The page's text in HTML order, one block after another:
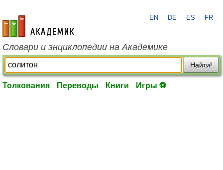
academic.ru
EN DE ES FR
Словари и энциклопедии на Академике
Найти!
Толкования Переводы Книги Игры ⚽